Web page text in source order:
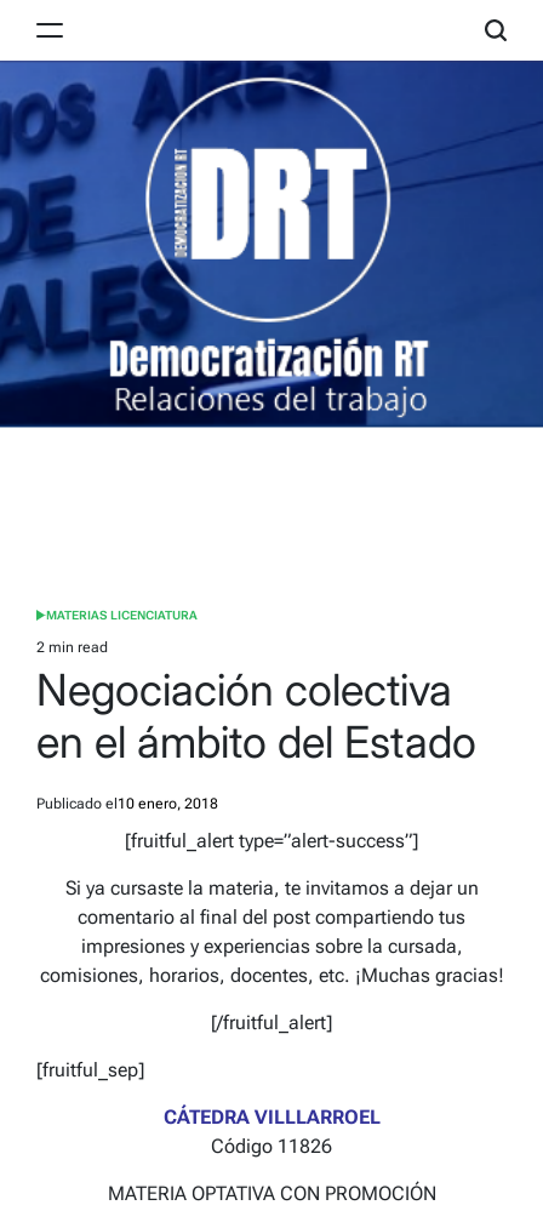
RT
POSTED
IN
MATERIAS LICENCIATURA
Estimated
read
time
2 min read
Negociación colectiva
en el ámbito del Estado
Publicado el 10 enero, 2018
[fruitful_alert type=”alert-success”]
Si ya cursaste la materia, te invitamos a dejar un
comentario al final del post compartiendo tus
impresiones y experiencias sobre la cursada,
comisiones, horarios, docentes, etc. ¡Muchas gracias!
[/fruitful_alert]
[fruitful_sep]
CÁTEDRA VILLLARROEL
Código 11826
MATERIA OPTATIVA CON PROMOCIÓN